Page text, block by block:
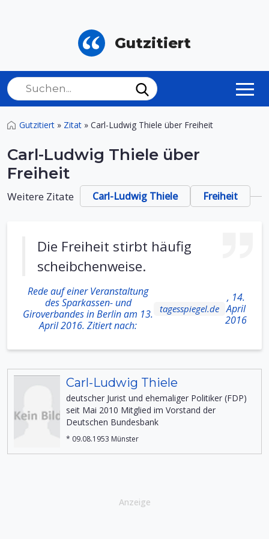
Gutzitiert
Gutzitiert » Zitat » Carl-Ludwig Thiele über Freiheit
Carl-Ludwig Thiele über
Freiheit
Weitere Zitate Carl-Ludwig Thiele Freiheit
Die Freiheit stirbt häufig
scheibchenweise.
Rede auf einer Veranstaltung
des Sparkassen- und
Giroverbandes in Berlin am 13.
April 2016. Zitiert nach:
tagesspiegel.de
, 14.
April
2016
Carl-Ludwig Thiele
deutscher Jurist und ehemaliger Politiker (FDP)
seit Mai 2010 Mitglied im Vorstand der
Deutschen Bundesbank
* 09.08.1953 Münster
Anzeige